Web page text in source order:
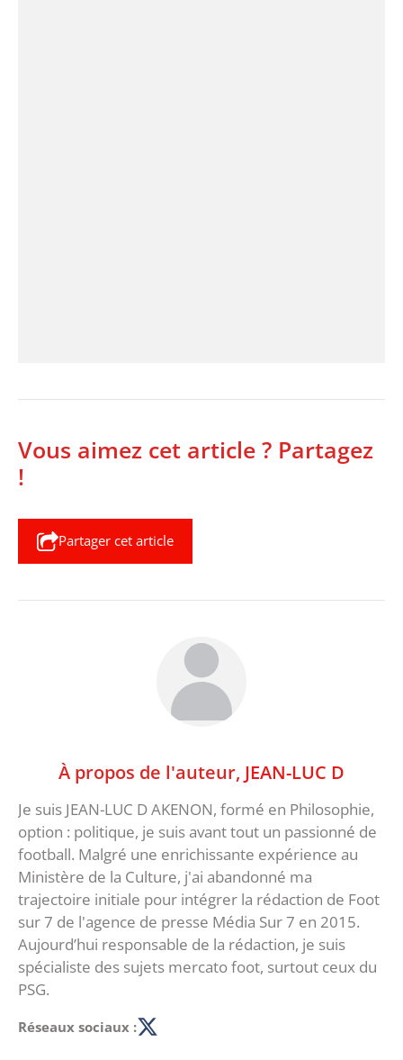
Vous aimez cet article ? Partagez
!
Partager cet article
À propos de l'auteur, JEAN-LUC D
Je suis JEAN-LUC D AKENON, formé en Philosophie,
option : politique, je suis avant tout un passionné de
football. Malgré une enrichissante expérience au
Ministère de la Culture, j'ai abandonné ma
trajectoire initiale pour intégrer la rédaction de Foot
sur 7 de l'agence de presse Média Sur 7 en 2015.
Aujourd’hui responsable de la rédaction, je suis
spécialiste des sujets mercato foot, surtout ceux du
PSG.
Réseaux sociaux :